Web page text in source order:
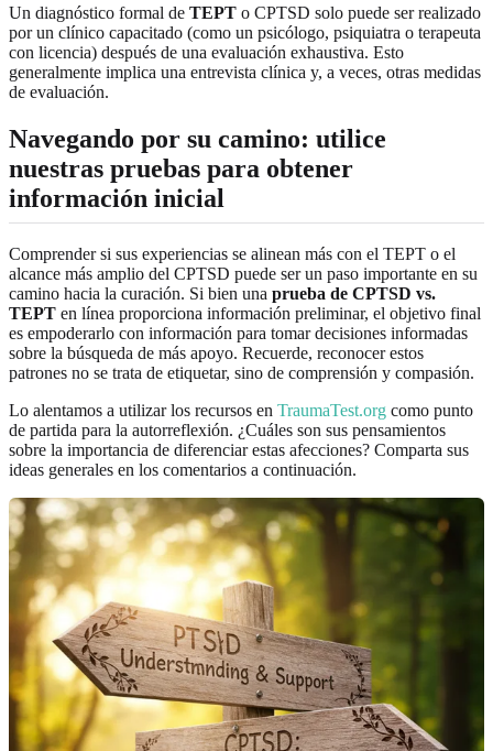
Un diagnóstico formal de TEPT o CPTSD solo puede ser realizado
por un clínico capacitado (como un psicólogo, psiquiatra o terapeuta
con licencia) después de una evaluación exhaustiva. Esto
generalmente implica una entrevista clínica y, a veces, otras medidas
de evaluación.
Navegando por su camino: utilice
nuestras pruebas para obtener
información inicial
Comprender si sus experiencias se alinean más con el TEPT o el
alcance más amplio del CPTSD puede ser un paso importante en su
camino hacia la curación. Si bien una prueba de CPTSD vs.
TEPT en línea proporciona información preliminar, el objetivo final
es empoderarlo con información para tomar decisiones informadas
sobre la búsqueda de más apoyo. Recuerde, reconocer estos
patrones no se trata de etiquetar, sino de comprensión y compasión.
Lo alentamos a utilizar los recursos en TraumaTest.org como punto
de partida para la autorreflexión. ¿Cuáles son sus pensamientos
sobre la importancia de diferenciar estas afecciones? Comparta sus
ideas generales en los comentarios a continuación.